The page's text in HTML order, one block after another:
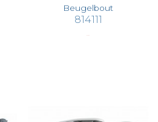
Beugelbout
814111